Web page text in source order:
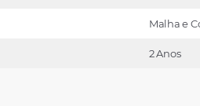
Malha e
2 Anos